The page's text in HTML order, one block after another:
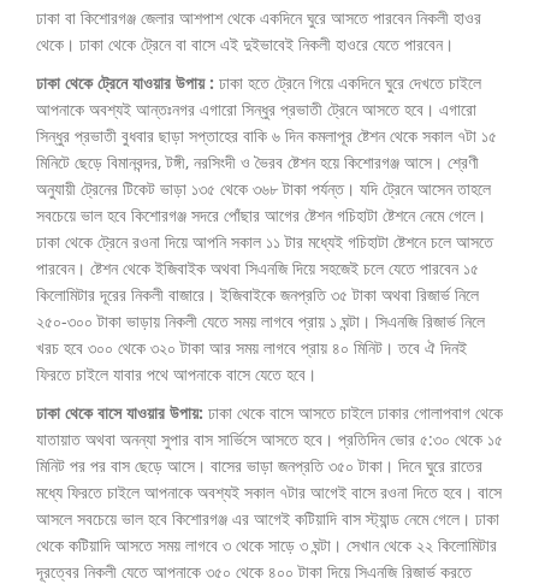
ঢাকা বা কিশোরগঞ্জ জেলার আশপাশ থেকে একদিনে ঘুরে আসতে পারবেন নিকলী হাওর
থেকে। ঢাকা থেকে ট্রেনে বা বাসে এই দুইভাবেই নিকলী হাওরে যেতে পারবেন।
ঢাকা থেকে ট্রেনে যাওয়ার উপায় : ঢাকা হতে ট্রেনে গিয়ে একদিনে ঘুরে দেখতে চাইলে
আপনাকে অবশ্যই আন্তঃনগর এগারো সিন্ধুর প্রভাতী ট্রেনে আসতে হবে। এগারো
সিন্ধুর প্রভাতী বুধবার ছাড়া সপ্তাহের বাকি ৬ দিন কমলাপূর ষ্টেশন থেকে সকাল ৭টা ১৫
মিনিটে ছেড়ে বিমানবন্দর, টঙ্গী, নরসিংদী ও ভৈরব ষ্টেশন হয়ে কিশোরগঞ্জ আসে। শ্রেণী
অনুযায়ী ট্রেনের টিকেট ভাড়া ১৩৫ থেকে ৩৬৮ টাকা পর্যন্ত। যদি ট্রেনে আসেন তাহলে
সবচেয়ে ভাল হবে কিশোরগঞ্জ সদরে পোঁছার আগের ষ্টেশন গচিহাটা ষ্টেশনে নেমে গেলে।
ঢাকা থেকে ট্রেনে রওনা দিয়ে আপনি সকাল ১১ টার মধ্যেই গচিহাটা ষ্টেশনে চলে আসতে
পারবেন। ষ্টেশন থেকে ইজিবাইক অথবা সিএনজি দিয়ে সহজেই চলে যেতে পারবেন ১৫
কিলোমিটার দূরের নিকলী বাজারে। ইজিবাইকে জনপ্রতি ৩৫ টাকা অথবা রিজার্ভ নিলে
২৫০-৩০০ টাকা ভাড়ায় নিকলী যেতে সময় লাগবে প্রায় ১ ঘন্টা। সিএনজি রিজার্ভ নিলে
খরচ হবে ৩০০ থেকে ৩২০ টাকা আর সময় লাগবে প্রায় ৪০ মিনিট। তবে ঐ দিনই
ফিরতে চাইলে যাবার পথে আপনাকে বাসে যেতে হবে।
ঢাকা থেকে বাসে যাওয়ার উপায়: ঢাকা থেকে বাসে আসতে চাইলে ঢাকার গোলাপবাগ থেকে
যাতায়াত অথবা অনন্যা সুপার বাস সার্ভিসে আসতে হবে। প্রতিদিন ভোর ৫:৩০ থেকে ১৫
মিনিট পর পর বাস ছেড়ে আসে। বাসের ভাড়া জনপ্রতি ৩৫০ টাকা। দিনে ঘুরে রাতের
মধ্যে ফিরতে চাইলে আপনাকে অবশ্যই সকাল ৭টার আগেই বাসে রওনা দিতে হবে। বাসে
আসলে সবচেয়ে ভাল হবে কিশোরগঞ্জ এর আগেই কটিয়াদি বাস স্ট্যান্ড নেমে গেলে। ঢাকা
থেকে কটিয়াদি আসতে সময় লাগবে ৩ থেকে সাড়ে ৩ ঘন্টা। সেখান থেকে ২২ কিলোমিটার
দূরত্বের নিকলী যেতে আপনাকে ৩৫০ থেকে ৪০০ টাকা দিয়ে সিএনজি রিজার্ভ করতে